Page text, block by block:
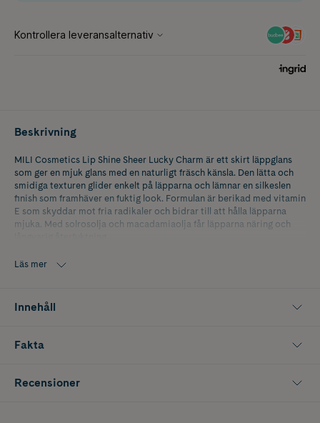
Beskrivning
MILI Cosmetics Lip Shine Sheer Lucky Charm är ett skirt läppglans
som ger en mjuk glans med en naturligt fräsch känsla. Den lätta och
smidiga texturen glider enkelt på läpparna och lämnar en silkeslen
finish som framhäver en fuktig look. Formulan är berikad med vitamin
E som skyddar mot fria radikaler och bidrar till att hålla läpparna
mjuka. Med solrosolja och macadamiaolja får läpparna näring och
Kan användas ensamt för en diskret, glansig look eller appliceras
Läs mer
Innehåll
Fakta
Recensioner